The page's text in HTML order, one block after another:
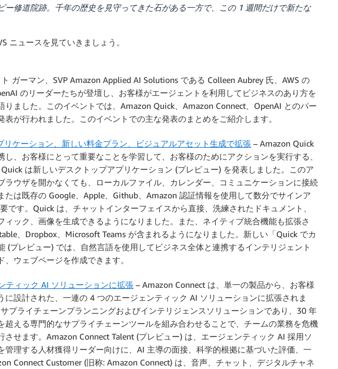
ー修道院跡。千年の歴史を見守ってきた石がある一方で、この 1 週間だけで新たな
ニュースを見ていきましょう。
ガーマン、SVP Amazon Applied AI Solutions である Colleen Aubrey 氏、AWS の
のリーダーたちが登壇し、お客様がエージェントを利用してビジネスのあり方を
りました。このイベントでは、Amazon Quick、Amazon Connect、OpenAI とのパー
表が行われました。このイベントでの主な発表のまとめをご紹介します。
ケーション、新しい料金プラン、ビジュアルアセット生成で拡張 – Amazon Quick
、お客様にとって重要なことを学習して、お客様のためにアクションを実行する、
は新しいデスクトップアプリケーション (プレビュー) を発表しました。このア
ラウザを開かなくても、ローカルファイル、カレンダー、コミュニケーションに接続
たは既存の Google、Apple、Github、Amazon 認証情報を使用して数分でサインア
です。Quick は、チャットインターフェイスから直接、洗練されたドキュメント、
ィック、画像を生成できるようになりました。また、ネイティブ統合機能も拡張さ
、Dropbox、Microsoft Teams が含まれるようになりました。新しい「Quick でカ
(プレビュー) では、自然言語を使用してビジネス全体と連携するインテリジェント
ウェブページを作成できます。
ティック AI ソリューションに拡張 – Amazon Connect は、単一の製品から、お客様
に設計された、一連の 4 つのエージェンティック AI ソリューションに拡張されま
プライチェーンプランニングおよびインテリジェンスソリューションであり、30 年
超える専門的なサプライチェーンツールを組み合わせることで、チームの業務を危機
せます。Amazon Connect Talent (プレビュー) は、エージェンティック AI 採用ソ
管理する人材獲得リーダー向けに、AI 主導の面接、科学的根拠に基づいた評価、一
Connect Customer (旧称: Amazon Connect) は、音声、チャット、デジタルチャネ